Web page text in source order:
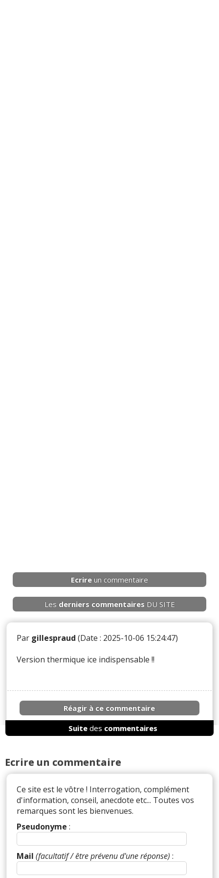
Ecrire un commentaire
Les derniers commentaires DU SITE
Par gillespraud (Date : 2025-10-06 15:24:47)
Version thermique ice indispensable !!
Réagir à ce commentaire
(Votre post sera visible sous le commentaire)
2024-06-14 14:45:57)
Plutôt en phase avec vous, Admin.
Non seulement l'esthétique extérieure est
particulièrement maladroite (la face avant est
pour moi juste affreuse et les proportions du
profil franchement pas terrible), mais en plus
l'intérieur, plus encore que psychédélique, fait
Suitedes commentaires
Ecrire un commentaire
Ce site est le vôtre ! Interrogation, complément
d'information, conseil, anecdote etc... Toutes vos
remarques sont les bienvenues.
Pseudonyme :
Mail (facultatif / être prévenu d'une réponse) :